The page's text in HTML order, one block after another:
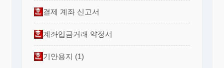
결제 계좌 신고서
계좌입금거래 약정서
기안용지 (1)